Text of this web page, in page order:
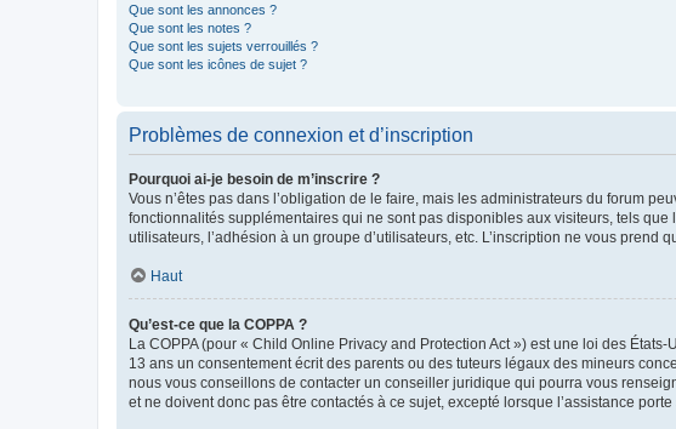
Que sont les annonces ?
Que sont les notes ?
Que sont les sujets verrouillés ?
Que sont les icônes de sujet ?
Problèmes de connexion et d’inscription
Pourquoi ai-je besoin de m’inscrire ?
Vous n’êtes pas dans l’obligation de le faire, mais les administrateurs du forum
fonctionnalités supplémentaires qui ne sont pas disponibles aux visiteurs, tels
utilisateurs, l’adhésion à un groupe d’utilisateurs, etc. L’inscription ne vous prend
Haut
Qu’est-ce que la COPPA ?
La COPPA (pour « Child Online Privacy and Protection Act ») est une loi des
13 ans un consentement écrit des parents ou des tuteurs légaux des mineurs
nous vous conseillons de contacter un conseiller juridique qui pourra vous
et ne doivent donc pas être contactés à ce sujet, excepté lorsque l’assistance